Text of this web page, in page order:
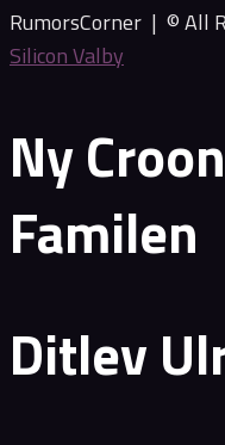
RumorsCorner | © All
Silicon Valby
Ny
Familen
Ditlev